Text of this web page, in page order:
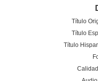
Título
Título
Título